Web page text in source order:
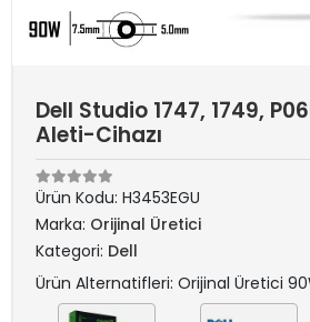
Dell Studio 1747, 1749,
Aleti-Cihazı
Ürün Kodu: H3453EGU
Marka: Orijinal Üretici
Kategori: Dell
Ürün Alternatifleri: Orijinal Üretici